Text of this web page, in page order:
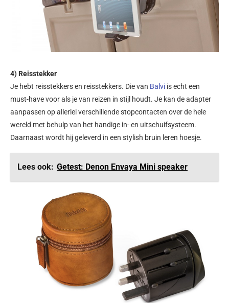
4) Reisstekker
Je hebt reisstekkers en reisstekkers. Die van Balvi is echt een
must-have voor als je van reizen in stijl houdt. Je kan de adapter
aanpassen op allerlei verschillende stopcontacten over de hele
wereld met behulp van het handige in- en uitschuifsysteem.
Daarnaast wordt hij geleverd in een stylish bruin leren hoesje.
Lees ook: Getest: Denon Envaya Mini speaker